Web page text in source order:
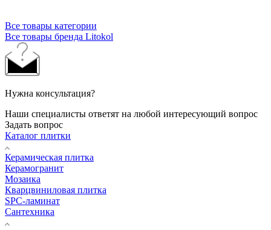
Все товары категории
Все товары бренда Litokol
Нужна консультация?
Наши специалисты ответят на любой интересующий вопрос
Задать вопрос
Каталог плитки
Керамическая плитка
Керамогранит
Мозаика
Кварцвиниловая плитка
SPC-ламинат
Сантехника